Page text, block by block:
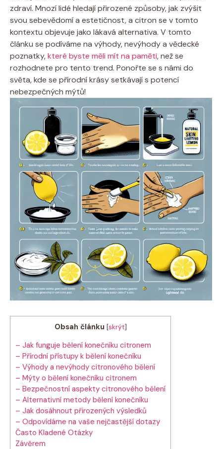
zdraví. Mnozí lidé hledají přirozené způsoby, jak zvýšit
svou sebevědomí a estetičnost, a citron se v tomto
kontextu objevuje jako lákavá alternativa. V tomto
článku se podíváme na výhody, nevýhody a vědecké
poznatky,které byste měli mít na paměti, než se
rozhodnete pro tento trend. Ponořte se s námi do
světa, kde se přírodní krásy setkávají s potencí
nebezpečných mýtů!
Obsah článku [skrýt]
– Jak funguje bělení konečníku citronem
– Přírodní přístupy k bělení konečníku
– Výhody a nevýhody citronového bělení
– Mýty o bělení konečníku citronem
– Bezpečnostní aspekty citronového bělení
– Alternativní metody bělení konečníku
– Jak dosáhnout přirozených výsledků
– Odpovídáme na vaše nejčastější dotazy
Často Kladené Otázky
Závěrem